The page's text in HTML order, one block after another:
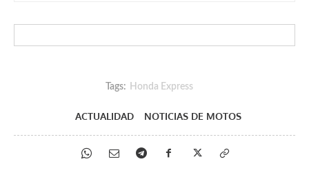
Tags: Honda Express
ACTUALIDAD NOTICIAS DE MOTOS